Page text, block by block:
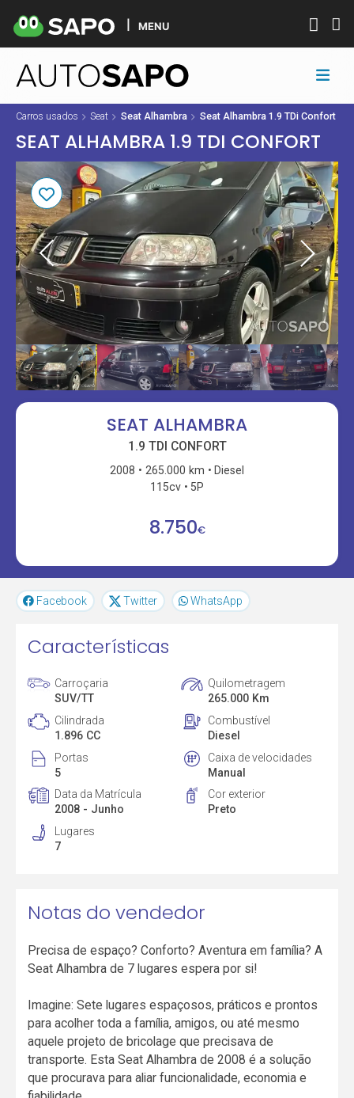
MENU
Carros usados Seat Seat Alhambra Seat Alhambra 1.9 TDi Confort
SEAT ALHAMBRA 1.9 TDI CONFORT
SEAT ALHAMBRA
1.9 TDI CONFORT
2008 265.000 km
Diesel
115cv
5P
8.750€
Facebook Twitter WhatsApp
Características
Carroçaria
SUV/TT
Quilometragem
265.000 Km
Cilindrada
1.896 CC
Combustível
Diesel
Portas
5
Caixa de velocidades
Manual
Data da Matrícula
2008 - Junho
Cor exterior
Preto
Lugares
7
Notas do vendedor
Precisa de espaço? Conforto? Aventura em família? A
Seat Alhambra de 7 lugares espera por si!
Imagine: Sete lugares espaçosos, práticos e prontos
para acolher toda a família, amigos, ou até mesmo
aquele projeto de bricolage que precisava de
transporte. Esta Seat Alhambra de 2008 é a solução
que procurava para aliar funcionalidade, economia e